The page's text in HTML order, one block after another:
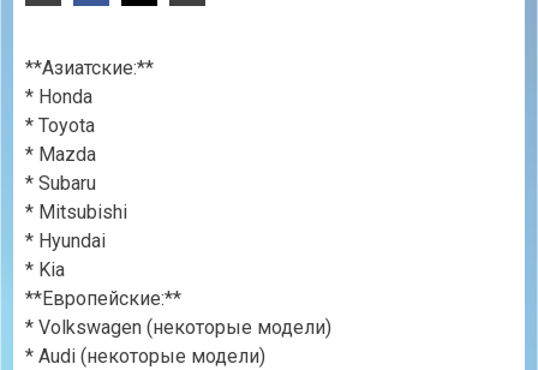
**Азиатские:**
* Honda
* Toyota
* Mazda
* Subaru
* Mitsubishi
* Hyundai
* Kia
**Европейские:**
* Volkswagen (некоторые модели)
* Audi (некоторые модели)